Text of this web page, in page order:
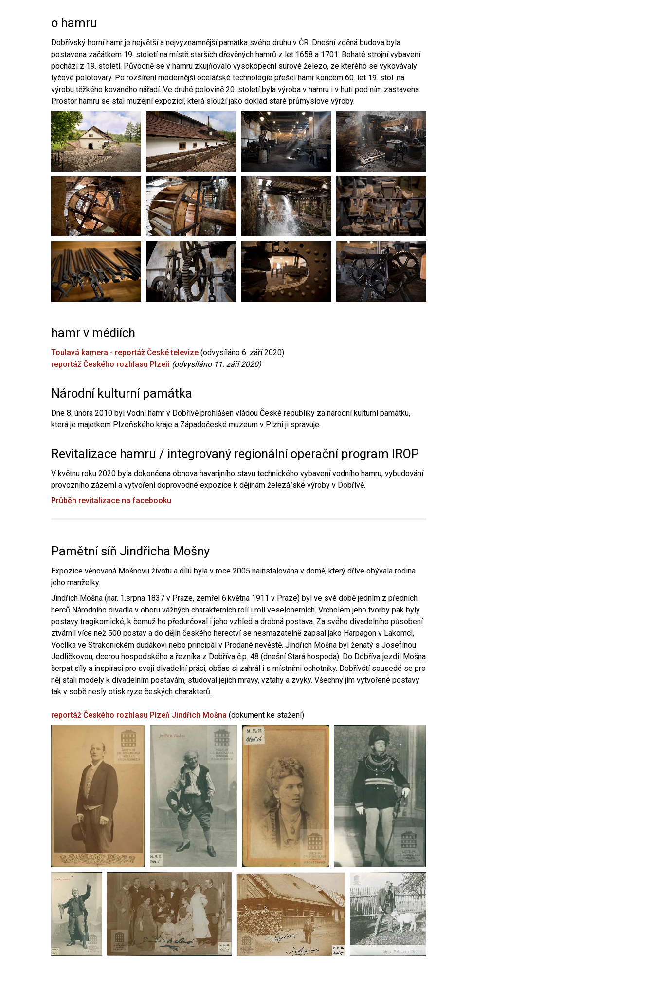
o hamru
Dobřívský horní hamr je největší a nejvýznamnější památka svého druhu v ČR. Dnešní zděná budova byla
postavena začátkem 19. století na místě starších dřevěných hamrů z let 1658 a 1701. Bohaté strojní vybavení
pochází z 19. století. Původně se v hamru zkujňovalo vysokopecní surové železo, ze kterého se vykovávaly
tyčové polotovary. Po rozšíření modernější ocelářské technologie přešel hamr koncem 60. let 19. stol. na
výrobu těžkého kovaného nářadí. Ve druhé polovině 20. století byla výroba v hamru i v huti pod ním zastavena.
Prostor hamru se stal muzejní expozicí, která slouží jako doklad staré průmyslové výroby.
hamr v médiích
Toulavá kamera - reportáž České televize (odvysíláno 6. září 2020)
reportáž Českého rozhlasu Plzeň (odvysíláno 11. září 2020)
Národní kulturní památka
Dne 8. února 2010 byl Vodní hamr v Dobřívě prohlášen vládou České republiky za národní kulturní památku,
která je majetkem Plzeňského kraje a Západočeské muzeum v Plzni ji spravuje.
Revitalizace hamru / integrovaný regionální operační program IROP
V květnu roku 2020 byla dokončena obnova havarijního stavu technického vybavení vodního hamru, vybudování
provozního zázemí a vytvoření doprovodné expozice k dějinám železářské výroby v Dobřívě.
Průběh revitalizace na facebooku
Pamětní síň Jindřicha Mošny
Expozice věnovaná Mošnovu životu a dílu byla v roce 2005 nainstalována v domě, který dříve obývala rodina
jeho manželky.
Jindřich Mošna (nar. 1.srpna 1837 v Praze, zemřel 6.května 1911 v Praze) byl ve své době jedním z předních
herců Národního divadla v oboru vážných charakterních rolí i rolí veseloherních. Vrcholem jeho tvorby pak byly
postavy tragikomické, k čemuž ho předurčoval i jeho vzhled a drobná postava. Za svého divadelního působení
ztvárnil více než 500 postav a do dějin českého herectví se nesmazatelně zapsal jako Harpagon v Lakomci,
Vocílka ve Strakonickém dudákovi nebo principál v Prodané nevěstě. Jindřich Mošna byl ženatý s Josefínou
Jedličkovou, dcerou hospodského a řezníka z Dobříva č.p. 48 (dnešní Stará hospoda). Do Dobříva jezdil Mošna
čerpat síly a inspiraci pro svoji divadelní práci, občas si zahrál i s místními ochotníky. Dobřívští sousedé se pro
něj stali modely k divadelním postavám, studoval jejich mravy, vztahy a zvyky. Všechny jím vytvořené postavy
tak v sobě nesly otisk ryze českých charakterů.
reportáž Českého rozhlasu Plzeň Jindřich Mošna (dokument ke stažení)